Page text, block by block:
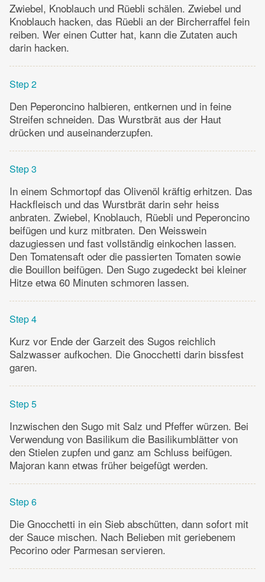
Zwiebel, Knoblauch und Rüebli schälen. Zwiebel und
Knoblauch hacken, das Rüebli an der Bircherraffel fein
reiben. Wer einen Cutter hat, kann die Zutaten auch
darin hacken.
Step 2
Den Peperoncino halbieren, entkernen und in feine
Streifen schneiden. Das Wurstbrät aus der Haut
drücken und auseinanderzupfen.
Step 3
In einem Schmortopf das Olivenöl kräftig erhitzen. Das
Hackfleisch und das Wurstbrät darin sehr heiss
anbraten. Zwiebel, Knoblauch, Rüebli und Peperoncino
beifügen und kurz mitbraten. Den Weisswein
dazugiessen und fast vollständig einkochen lassen.
Den Tomatensaft oder die passierten Tomaten sowie
die Bouillon beifügen. Den Sugo zugedeckt bei kleiner
Hitze etwa 60 Minuten schmoren lassen.
Step 4
Kurz vor Ende der Garzeit des Sugos reichlich
Salzwasser aufkochen. Die Gnocchetti darin bissfest
garen.
Step 5
Inzwischen den Sugo mit Salz und Pfeffer würzen. Bei
Verwendung von Basilikum die Basilikumblätter von
den Stielen zupfen und ganz am Schluss beifügen.
Majoran kann etwas früher beigefügt werden.
Step 6
Die Gnocchetti in ein Sieb abschütten, dann sofort mit
der Sauce mischen. Nach Belieben mit geriebenem
Pecorino oder Parmesan servieren.